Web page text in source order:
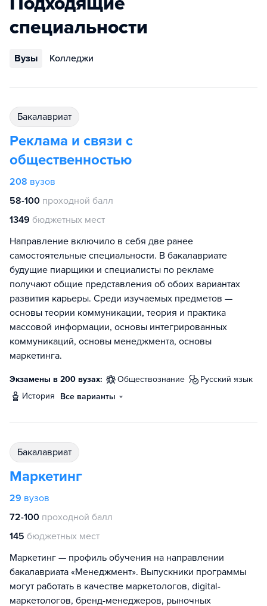
специальности
Вузы Колледжи
бакалавриат
Реклама и связи с
общественностью
208 вузов
58-100 проходной балл
1349 бюджетных мест
Направление включило в себя две ранее
самостоятельные специальности. В бакалавриате
будущие пиарщики и специалисты по рекламе
получают общие представления об обоих вариантах
развития карьеры. Среди изучаемых предметов —
основы теории коммуникации, теория и практика
массовой информации, основы интегрированных
коммуникаций, основы менеджмента, основы
маркетинга.
Экзамены в 200 вузах: обществознание
русский язык
история
Все варианты
бакалавриат
Маркетинг
29 вузов
72-100 проходной балл
145 бюджетных мест
Маркетинг — профиль обучения на направлении
бакалавриата «Менеджмент». Выпускники программы
могут работать в качестве маркетологов, digital-
маркетологов, бренд-менеджеров, рыночных